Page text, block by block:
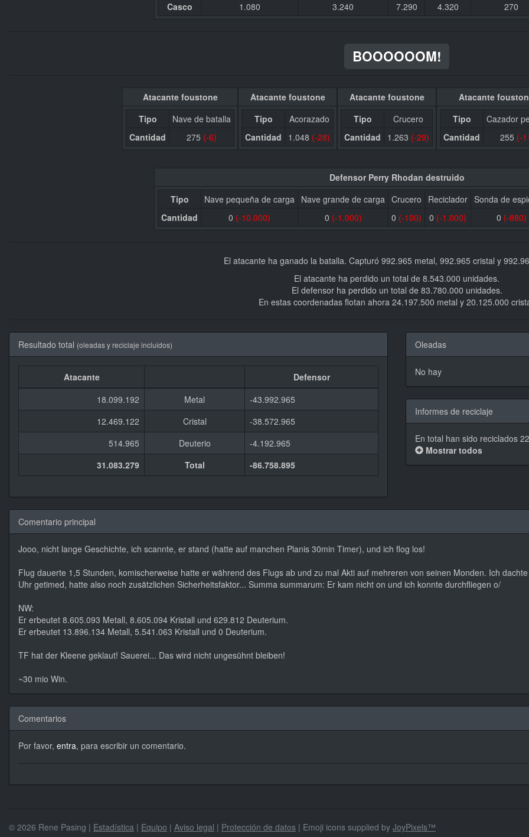
Casco
1.080 3.240 7.290 4.320 270
BOOOOOOM!
Atacante foustone
Tipo
Nave de batalla
Cantidad
275 (-6)
Atacante foustone
Tipo
Acorazado
Cantidad
1.048 (-28)
Atacante foustone
Tipo
Crucero
Cantidad
1.263 (-29)
Atacante
Tipo
Cazador
Cantidad
255 (-
Defensor Perry Rhodan destruido
Tipo
Nave pequeña de carga Nave grande de carga Crucero Reciclador Sonda de
Cantidad
0 (-10.000) 0 (-1.000) 0 (-100) 0 (-1.000) 0 (-880)
El atacante ha ganado la batalla. Capturó 992.965 metal, 992.965 cristal y
El atacante ha perdido un total de 8.543.000 unidades.
El defensor ha perdido un total de 83.780.000 unidades.
En estas coordenadas flotan ahora 24.197.500 metal y 20.125.000
Resultado total (oleadas y reciclaje incluidos)
Atacante
Defensor
18.099.192
Metal
-43.992.965
12.469.122
Cristal
-38.572.965
514.965
Deuterio
-4.192.965
31.083.279
Total -86.758.895
Oleadas
No hay
Informes de reciclaje
En total han sido reciclados
Mostrar todos
Comentario principal
Jooo, nicht lange Geschichte, ich scannte, er stand (hatte auf manchen Planis 30min Timer), und ich flog los!
Flug dauerte 1,5 Stunden, komischerweise hatte er während des Flugs ab und zu mal Akti auf mehreren von seinen Monden. Ich
Uhr getimed, hatte also noch zusätzlichen Sicherheitsfaktor... Summa summarum: Er kam nicht on und ich konnte durchfliegen o/
NW:
Er erbeutet 8.605.093 Metall, 8.605.094 Kristall und 629.812 Deuterium.
Er erbeutet 13.896.134 Metall, 5.541.063 Kristall und 0 Deuterium.
TF hat der Kleene geklaut! Sauerei... Das wird nicht ungesühnt bleiben!
~30 mio Win.
Comentarios
Por favor, entra, para escribir un comentario.
© 2026 Rene Pasing | Estadística | Equipo | Aviso legal | Protección de datos | Emoji icons supplied by JoyPixels™